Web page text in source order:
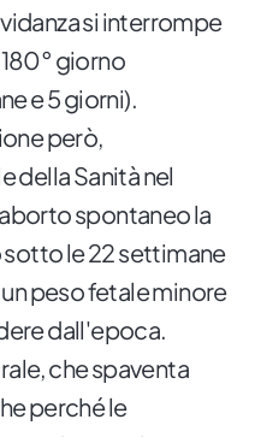
si interrompe
giorno
e 5 giorni).
però,
della Sanità nel
spontaneo la
le 22 settimane
peso fetale minore
dall'epoca.
che spaventa
perché le